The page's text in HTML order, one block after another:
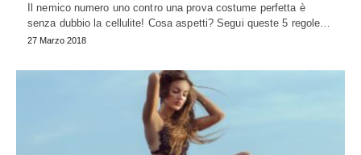
Il nemico numero uno contro una prova costume perfetta è
senza dubbio la cellulite! Cosa aspetti? Segui queste 5 regole…
27 Marzo 2018